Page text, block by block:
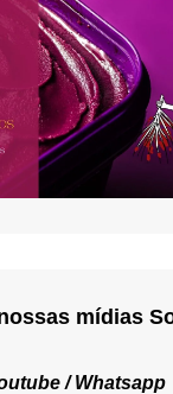
mídias
/Whatsapp